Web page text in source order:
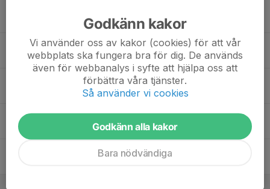
Tor
Godkänn kakor
Vi använder oss av kakor (cookies) för att vår
webbplats ska fungera bra för dig. De används
även för webbanalys i syfte att hjälpa oss att
förbättra våra tjänster.
Så använder vi cookies
Godkänn alla kakor
Bara nödvändiga